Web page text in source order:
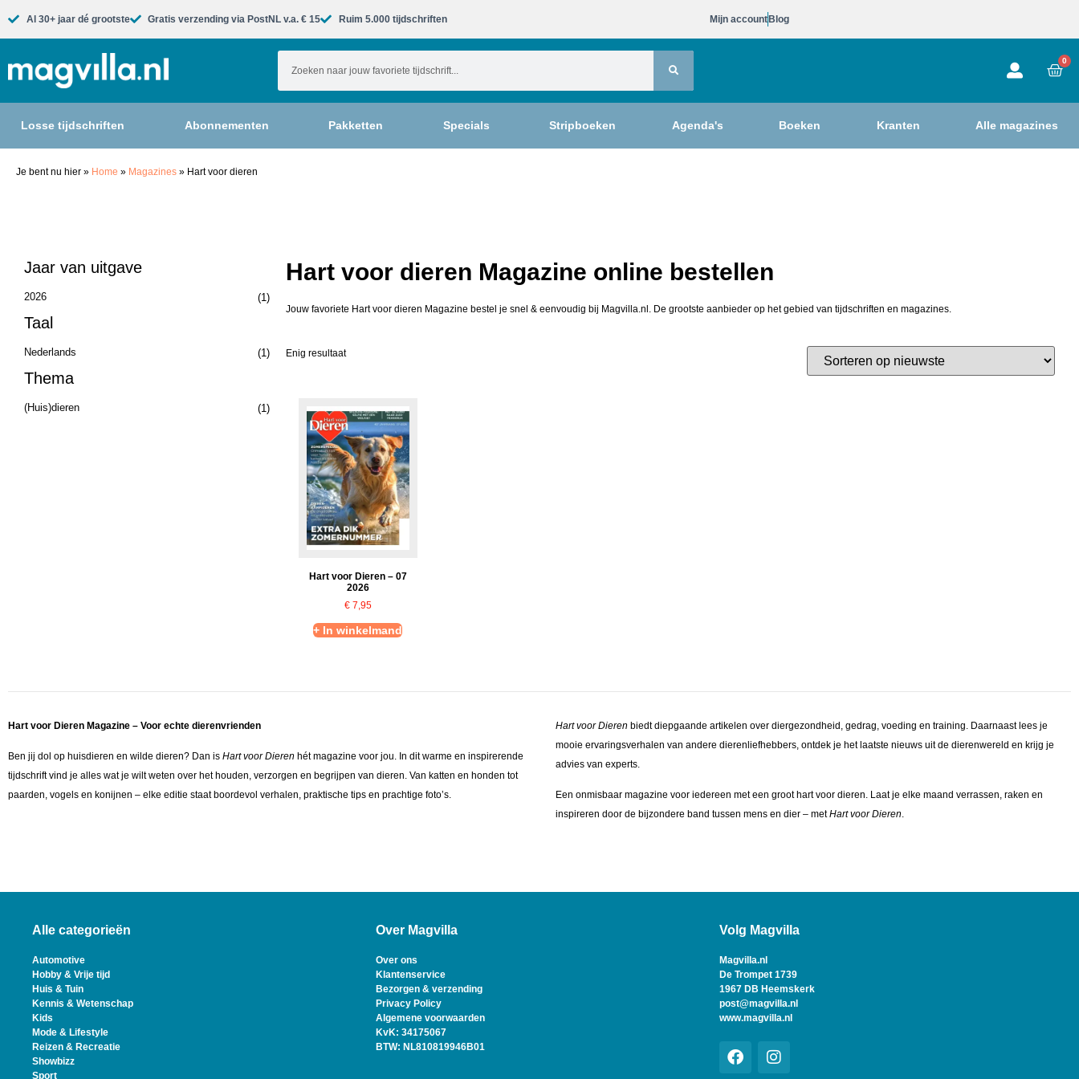
Al 30+ jaar dé grootste​ Gratis verzending via PostNL v.a. € 15 Ruim 5.000 tijdschriften​ Mijn account Blog
0
Losse tijdschriften Abonnementen Pakketten Specials Stripboeken Agenda's Boeken Kranten Alle magazines
Je bent nu hier » Home » Magazines » Hart voor dieren
Jaar van uitgave
2026 (1)
Taal
Nederlands (1)
Thema
(Huis)dieren (1)
Hart voor dieren Magazine online bestellen
Jouw favoriete Hart voor dieren Magazine bestel je snel & eenvoudig bij Magvilla.nl. De grootste aanbieder op het gebied van tijdschriften en magazines.
Enig resultaat
Hart voor Dieren – 07
2026
€7,95
+ In winkelmand
Hart voor Dieren Magazine – Voor echte dierenvrienden
Ben jij dol op huisdieren en wilde dieren? Dan is Hart voor Dieren hét magazine voor jou. In dit warme en inspirerende
tijdschrift vind je alles wat je wilt weten over het houden, verzorgen en begrijpen van dieren. Van katten en honden tot
paarden, vogels en konijnen – elke editie staat boordevol verhalen, praktische tips en prachtige foto’s.
Hart voor Dieren biedt diepgaande artikelen over diergezondheid, gedrag, voeding en training. Daarnaast lees je
mooie ervaringsverhalen van andere dierenliefhebbers, ontdek je het laatste nieuws uit de dierenwereld en krijg je
advies van experts.
Een onmisbaar magazine voor iedereen met een groot hart voor dieren. Laat je elke maand verrassen, raken en
inspireren door de bijzondere band tussen mens en dier – metHart voor Dieren.
Alle categorieën
Automotive
Hobby & Vrije tijd
Huis & Tuin
Kennis & Wetenschap
Kids
Mode & Lifestyle
Reizen & Recreatie
Showbizz
Sport
Over Magvilla
Over ons
Klantenservice
Bezorgen & verzending
Privacy Policy
Algemene voorwaarden
KvK: 34175067
BTW: NL810819946B01
Volg Magvilla
Magvilla.nl
De Trompet 1739
1967 DB Heemskerk
post@magvilla.nl
www.magvilla.nl